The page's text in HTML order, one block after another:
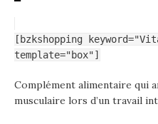
[bzkshopping
template="box"]
Complément alimentaire qui
musculaire lors d’un travail